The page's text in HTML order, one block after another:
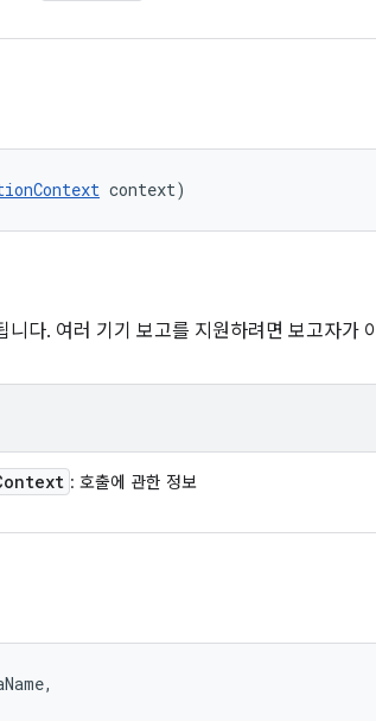
context)
다. 여러 기기 보고를 지원하려면 보고자가
: 호출에 관한 정보